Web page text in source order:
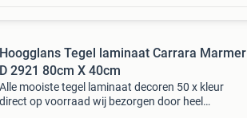
Hoogglans Tegel laminaat Carrara Marmer
D 2921 80cm X 40cm
Alle mooiste tegel laminaat decoren 50 x kleur
direct op voorraad wij bezorgen door heel